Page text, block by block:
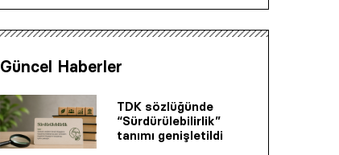
Güncel Haberler
TDK sözlüğünde
“Sürdürülebilirlik”
tanımı genişletildi